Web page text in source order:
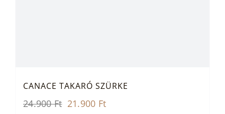
CANACE TAKARÓ SZÜRKE
24.900Ft Original
21.900 FtCurrent